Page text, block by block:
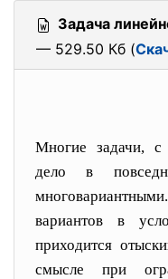
Задача
— 529.50 Кб (
Многие задачи, с
дело в
вариантов в
приходится
смысле при